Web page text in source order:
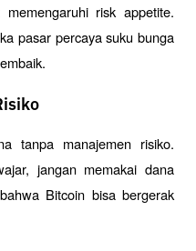
risk appetite.
pasar percaya suku bunga
tanpa manajemen risiko.
jangan memakai dana
Bitcoin bisa bergerak